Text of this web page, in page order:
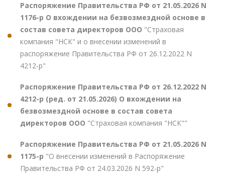
Распоряжение Правительства РФ от 21.05.2026 N
1176-р О вхождении на безвозмездной основе в
состав совета директоров ООО "Страховая
компания "НСК" и о внесении изменений в
распоряжение Правительства РФ от 26.12.2022 N
4212-р"
Распоряжение Правительства РФ от 26.12.2022 N
4212-р (ред. от 21.05.2026) О вхождении на
безвозмездной основе в состав совета
директоров ООО "Страховая компания "НСК""
Распоряжение Правительства РФ от 21.05.2026 N
1175-р "О внесении изменений в Распоряжение
Правительства РФ от 24.03.2026 N 592-р"